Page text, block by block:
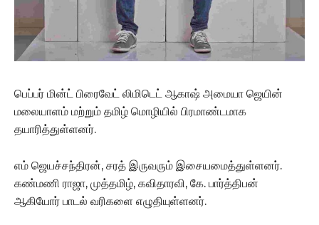
பெப்பர் மின்ட் பிரைவேட் லிமிடெட் ஆகாஷ் அமையா ஜெயின்
மலையாளம் மற்றும் தமிழ் மொழியில் பிரமாண்டமாக
தயாரித்துள்ளனர்.
எம் ஜெயச்சந்திரன், சரத் இருவரும் இசையமைத்துள்ளனர்.
கண்மணி ராஜா, முத்தமிழ், கவிதாரவி, கே. பார்த்திபன்
ஆகியோர் பாடல் வரிகளை எழுதியுள்ளனர்.